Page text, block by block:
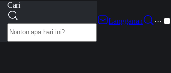
Cari
Langganan
···